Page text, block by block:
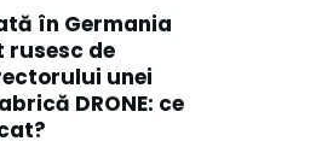
în Germania
de
unei
DRONE: ce